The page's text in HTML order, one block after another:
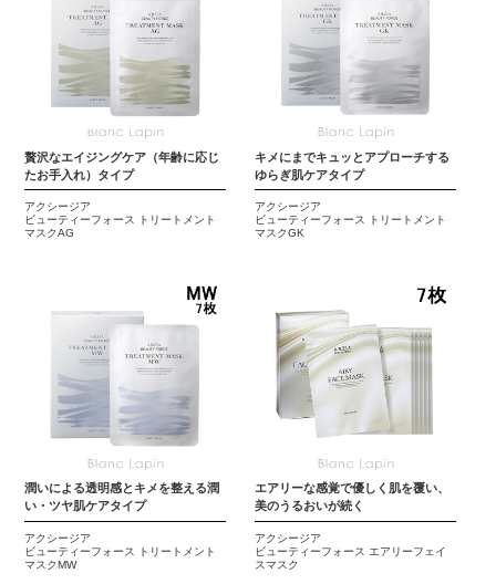
贅沢なエイジングケア（年齢に応じ
たお手入れ）タイプ
アクシージア
ビューティーフォース トリートメント
マスクAG
キメにまでキュッとアプローチする
ゆらぎ肌ケアタイプ
アクシージア
ビューティーフォース トリートメント
マスクGK
潤いによる透明感とキメを整える潤
い・ツヤ肌ケアタイプ
アクシージア
ビューティーフォース トリートメント
マスクMW
エアリーな感覚で優しく肌を覆い、
美のうるおいが続く
アクシージア
ビューティーフォース エアリーフェイ
スマスク